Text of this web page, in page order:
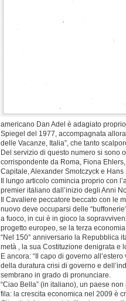
americano Dan Adel è adagiato
Spiegel del 1977, accompagnata
delle Vacanze, Italia”, che tanto
Del servizio di questo numero si sono
corrispondente da Roma, Fiona
Capitale, Alexander Smotczyck e
Il lungo articolo comincia proprio con
premier italiano dall’inizio degli Anni
Il Cavaliere peccatore beccato con le
nuovo deve occuparsi delle
a fuoco, in cui è in gioco la
progetto europeo, se la terza
“Nel 150° anniversario la Repubblica
metà , la sua Costituzione denigrata e
E ancora: “Il capo di governo
della duratura crisi di governo e
sembrano in grado di pronunciare.
“Ciao Bella” (in italiano), un paese
fila: la crescita economica nel 2009 è